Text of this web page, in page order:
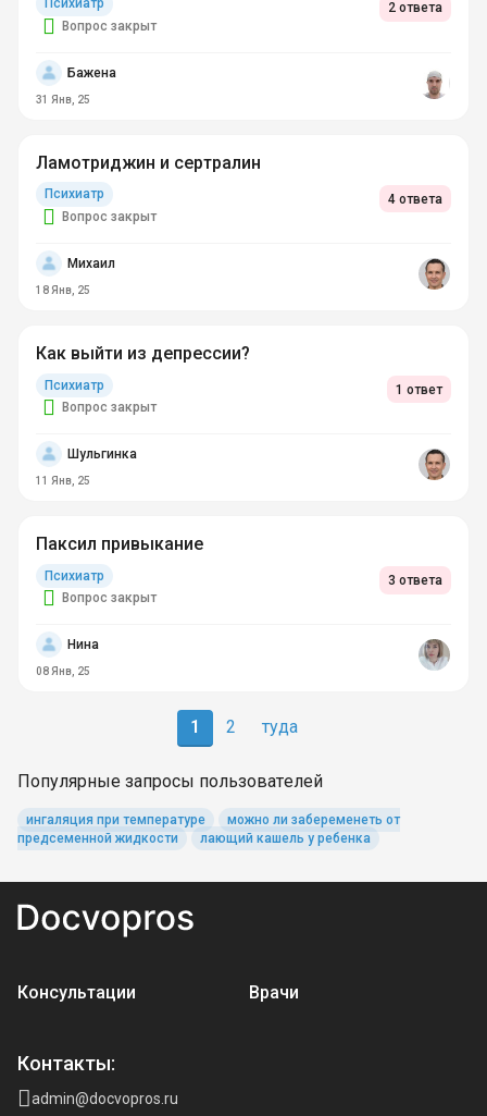
Психиатр
Вопрос закрыт
2 ответа
Бажена
31 Янв, 25
Ламотриджин и сертралин
Психиатр
Вопрос закрыт
4 ответа
Михаил
18 Янв, 25
Как выйти из депрессии?
Психиатр
Вопрос закрыт
1 ответ
Шульгинка
11 Янв, 25
Паксил привыкание
Психиатр
Вопрос закрыт
3 ответа
Нина
08 Янв, 25
1 2 туда
Популярные запросы пользователей
ингаляция при температуре
можно ли забеременеть от
предсеменной жидкости
лающий кашель у ребенка
Консультации Врачи
Контакты:
admin@docvopros.ru